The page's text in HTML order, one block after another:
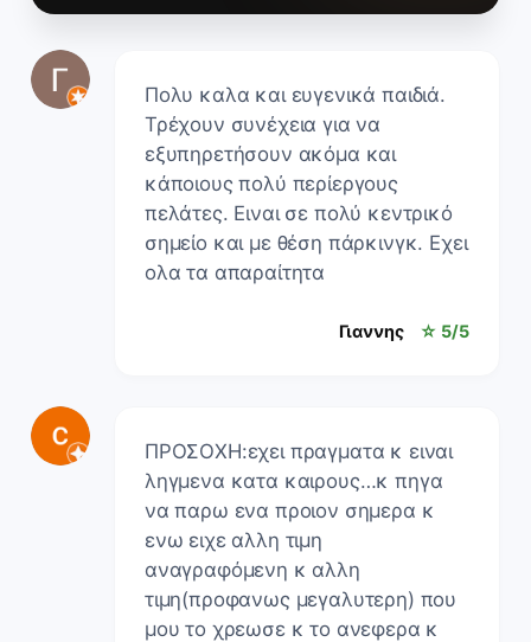
Πολυ καλα και ευγενικά παιδιά.
Τρέχουν συνέχεια για να
εξυπηρετήσουν ακόμα και
κάποιους πολύ περίεργους
πελάτες. Ειναι σε πολύ κεντρικό
σημείο και με θέση πάρκινγκ. Εχει
ολα τα απαραίτητα
Γιαννης ☆ 5/5
ΠΡΟΣΟΧΗ:εχει πραγματα κ ειναι
ληγμενα κατα καιρους…κ πηγα
να παρω ενα προιον σημερα κ
ενω ειχε αλλη τιμη
αναγραφόμενη κ αλλη
τιμη(προφανως μεγαλυτερη) που
μου το χρεωσε κ το ανεφερα κ